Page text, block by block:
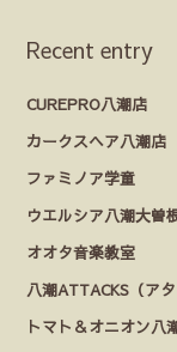
Recent entry
CUREPRO八潮店
カークスヘア八潮店
ファミノア学童
ウエルシア八潮大曽
オオタ音楽教室
八潮ATTACKS（アタ
トマト＆オニオン八